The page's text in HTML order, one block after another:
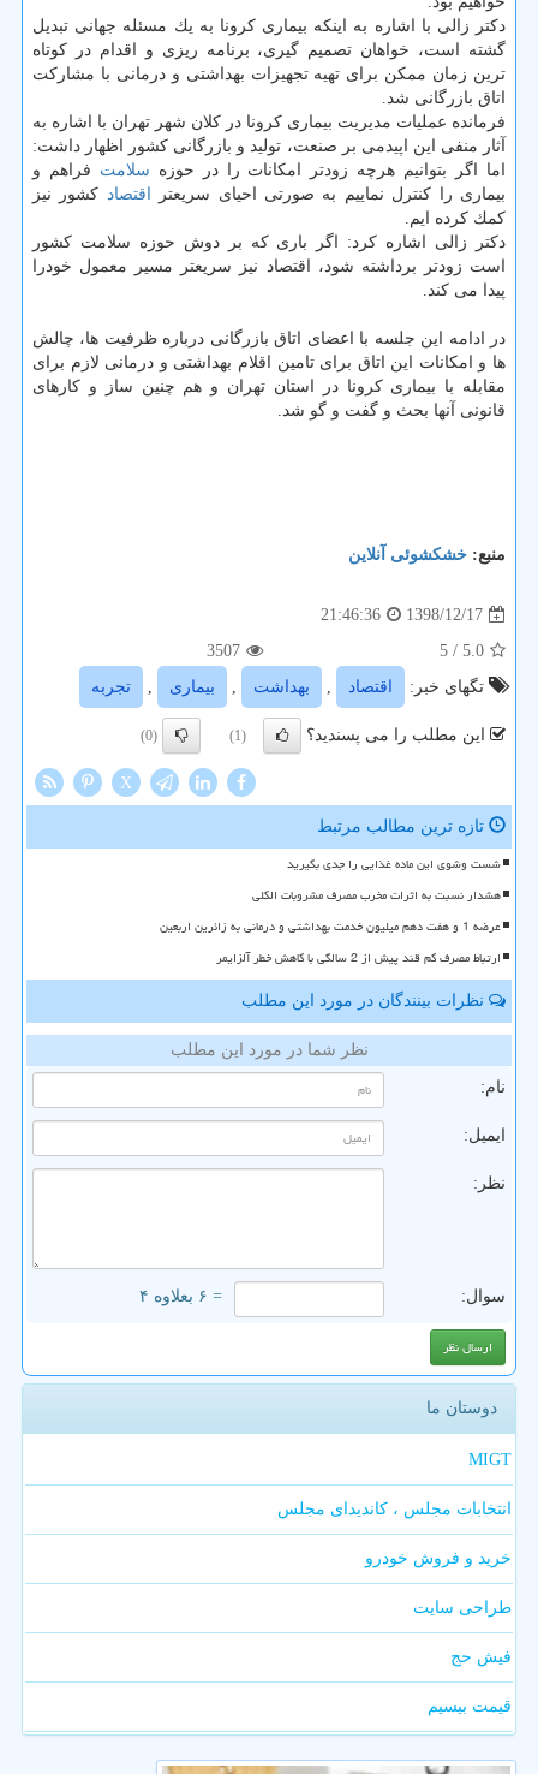
دكتر زالی با اشاره به اینكه بیماری كرونا به یك مسئله جهانی تبدیل
گشته است، خواهان تصمیم گیری، برنامه ریزی و اقدام در كوتاه
ترین زمان ممكن برای تهیه تجهیزات بهداشتی و درمانی با مشاركت
اتاق بازرگانی شد.
فرمانده عملیات مدیریت بیماری كرونا در كلان شهر تهران با اشاره به
آثار منفی این اپیدمی بر صنعت، تولید و بازرگانی كشور اظهار داشت:
اما اگر بتوانیم هرچه زودتر امكانات را در حوزه سلامت فراهم و
بیماری را كنترل نماییم به صورتی احیای سریعتر اقتصاد كشور نیز
كمك كرده ایم.
دكتر زالی اشاره كرد: اگر باری كه بر دوش حوزه سلامت كشور
است زودتر برداشته شود، اقتصاد نیز سریعتر مسیر معمول خودرا
پیدا می كند.
در ادامه این جلسه با اعضای اتاق بازرگانی درباره ظرفیت ها، چالش
ها و امكانات این اتاق برای تامین اقلام بهداشتی و درمانی لازم برای
مقابله با بیماری كرونا در استان تهران و هم چنین ساز و كارهای
قانونی آنها بحث و گفت و گو شد.
منبع: خشكشوئی آنلاین
1398/12/17
21:46:36
5.0
/ 5
3507
تگهای خبر:
اقتصاد , بهداشت , بیماری , تجربه
این مطلب را می پسندید؟ (1)
(0)
X
تازه ترین مطالب مرتبط
شست وشوی این ماده غذایی را جدی بگیرید
هشدار نسبت به اثرات مخرب مصرف مشروبات الکلی
عرضه 1 و هفت دهم میلیون خدمت بهداشتی و درمانی به زائرین اربعین
ارتباط مصرف کم قند پیش از 2 سالگی با کاهش خطر آلزایمر
نظرات بینندگان در مورد این مطلب
نظر شما در مورد این مطلب
نام:
ایمیل:
نظر:
سوال: = ۶ بعلاوه ۴
دوستان ما
MIGT
انتخابات مجلس ، کاندیدای مجلس
خرید و فروش خودرو
طراحی سایت
فیش حج
قیمت بیسیم